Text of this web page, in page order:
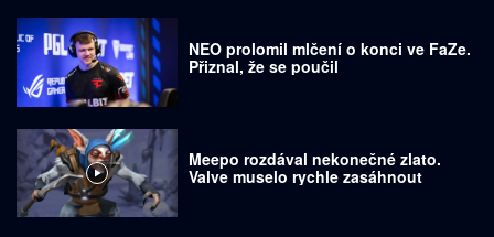
NEO prolomil mlčení o konci ve FaZe.
Přiznal, že se poučil
Meepo rozdával nekonečné zlato.
Valve muselo rychle zasáhnout